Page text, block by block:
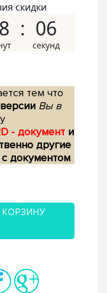
скидки
05
тем что
Вы в
- документ и
другие
документом